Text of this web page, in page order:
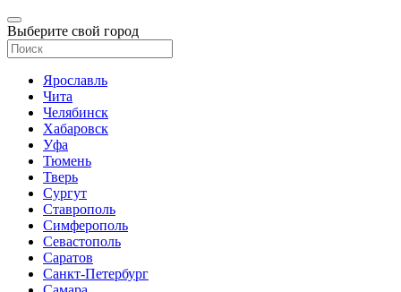
Выберите свой город
Ярославль
Чита
Челябинск
Хабаровск
Уфа
Тюмень
Тверь
Сургут
Ставрополь
Симферополь
Севастополь
Саратов
Санкт-Петербург